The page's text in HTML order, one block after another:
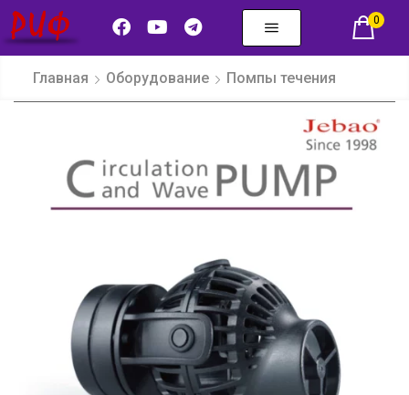
0
Главная Оборудование Помпы течения